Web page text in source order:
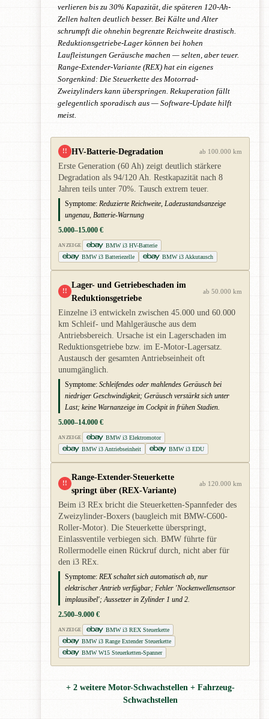
verlieren bis zu 30% Kapazität, die späteren 120-Ah-
Zellen halten deutlich besser. Bei Kälte und Alter
schrumpft die ohnehin begrenzte Reichweite drastisch.
Reduktionsgetriebe-Lager können bei hohen
Laufleistungen Geräusche machen — selten, aber teuer.
Range-Extender-Variante (REX) hat ein eigenes
Sorgenkind: Die Steuerkette des Motorrad-
Zweizylinders kann überspringen. Rekuperation fällt
gelegentlich sporadisch aus — Software-Update hilft
meist.
!! HV-Batterie-Degradation ab 100.000 km
Erste Generation (60 Ah) zeigt deutlich stärkere
Degradation als 94/120 Ah. Restkapazität nach 8
Jahren teils unter 70%. Tausch extrem teuer.
Symptome: Reduzierte Reichweite, Ladezustandsanzeige
ungenau, Batterie-Warnung
5.000–15.000 €
ANZEIGE
BMW i3 HV-Batterie
BMW i3 Batteriezelle
BMW i3 Akkutausch
!!
Lager- und Getriebeschaden im
Reduktionsgetriebe
ab 50.000 km
Einzelne i3 entwickeln zwischen 45.000 und 60.000
km Schleif- und Mahlgeräusche aus dem
Antriebsbereich. Ursache ist ein Lagerschaden im
Reduktionsgetriebe bzw. im E-Motor-Lagersatz.
Austausch der gesamten Antriebseinheit oft
unumgänglich.
Symptome: Schleifendes oder mahlendes Geräusch bei
niedriger Geschwindigkeit; Geräusch verstärkt sich unter
Last; keine Warnanzeige im Cockpit in frühen Stadien.
5.000–14.000 €
ANZEIGE
BMW i3 Elektromotor
BMW i3 Antriebseinheit
BMW i3 EDU
!!
Range-Extender-Steuerkette
springt über (REX-Variante)
ab 120.000 km
Beim i3 REx bricht die Steuerketten-Spannfeder des
Zweizylinder-Boxers (baugleich mit BMW-C600-
Roller-Motor). Die Steuerkette überspringt,
Einlassventile verbiegen sich. BMW führte für
Rollermodelle einen Rückruf durch, nicht aber für
den i3 REx.
Symptome: REX schaltet sich automatisch ab, nur
elektrischer Antrieb verfügbar; Fehler 'Nockenwellensensor
implausibel'; Aussetzer in Zylinder 1 und 2.
2.500–9.000 €
ANZEIGE
BMW i3 REX Steuerkette
BMW i3 Range Extender Steuerkette
BMW W15 Steuerketten-Spanner
+ 2 weitere Motor-Schwachstellen + Fahrzeug-
Schwachstellen